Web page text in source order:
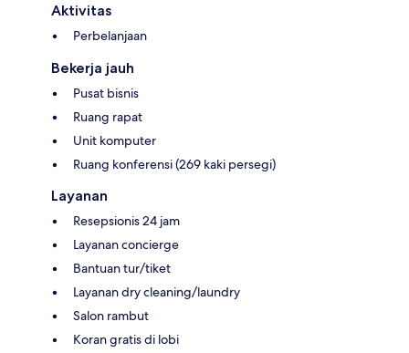
Aktivitas
Perbelanjaan
Bekerja jauh
Pusat bisnis
Ruang rapat
Unit komputer
Ruang konferensi (269 kaki persegi)
Layanan
Resepsionis 24 jam
Layanan concierge
Bantuan tur/tiket
Layanan dry cleaning/laundry
Salon rambut
Koran gratis di lobi